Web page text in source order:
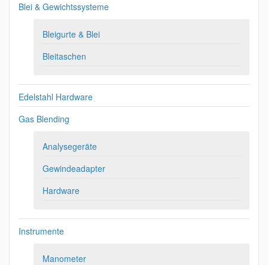
Blei & Gewichtssysteme
Bleigurte & Blei
Bleitaschen
Edelstahl Hardware
Gas Blending
Analysegeräte
Gewindeadapter
Hardware
Instrumente
Manometer